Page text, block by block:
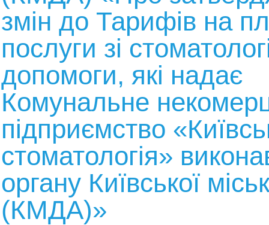
змін до Тарифів на
послуги зі
допомоги, які надає
Комунальне
підприємство
стоматологія»
органу Київської
(КМДА)»